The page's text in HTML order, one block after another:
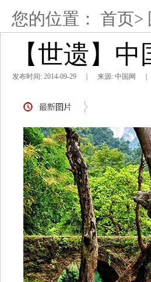
您的位置： 首页>
【世遗】
发布时间: 2014-09-29 ｜ 来源: 中国网